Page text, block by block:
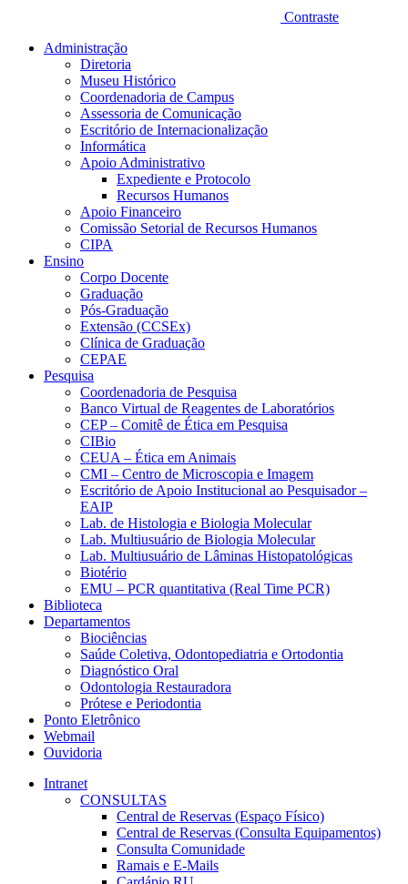
Contraste
Administração
Diretoria
Museu Histórico
Coordenadoria de Campus
Assessoria de Comunicação
Escritório de Internacionalização
Informática
Apoio Administrativo
Expediente e Protocolo
Recursos Humanos
Apoio Financeiro
Comissão Setorial de Recursos Humanos
CIPA
Ensino
Corpo Docente
Graduação
Pós-Graduação
Extensão (CCSEx)
Clínica de Graduação
CEPAE
Pesquisa
Coordenadoria de Pesquisa
Banco Virtual de Reagentes de Laboratórios
CEP – Comitê de Ética em Pesquisa
CIBio
CEUA – Ética em Animais
CMI – Centro de Microscopia e Imagem
Escritório de Apoio Institucional ao Pesquisador –
EAIP
Lab. de Histologia e Biologia Molecular
Lab. Multiusuário de Biologia Molecular
Lab. Multiusuário de Lâminas Histopatológicas
Biotério
EMU – PCR quantitativa (Real Time PCR)
Biblioteca
Departamentos
Biociências
Saúde Coletiva, Odontopediatria e Ortodontia
Diagnóstico Oral
Odontologia Restauradora
Prótese e Periodontia
Ponto Eletrônico
Webmail
Ouvidoria
Intranet
CONSULTAS
Central de Reservas (Espaço Físico)
Central de Reservas (Consulta Equipamentos)
Consulta Comunidade
Ramais e E-Mails